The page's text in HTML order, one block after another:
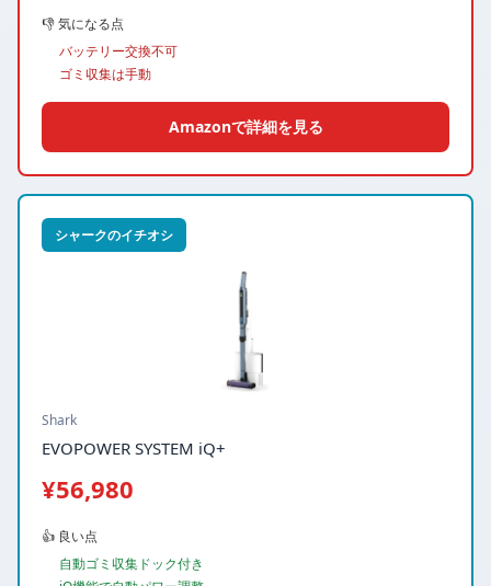
👎 気になる点
バッテリー交換不可
ゴミ収集は手動
Amazonで詳細を見る
シャークのイチオシ
Shark
EVOPOWER SYSTEM iQ+
¥56,980
👍 良い点
自動ゴミ収集ドック付き